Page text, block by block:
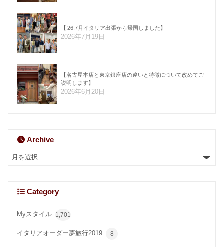
【’26.7月イタリア出張から帰国しました】
2026年7月19日
【名古屋本店と東京銀座店の違いと特徴について改めてご
説明します】
2026年6月20日
Archive
Category
Myスタイル 1,701
イタリアオーダー夢旅行2019 8